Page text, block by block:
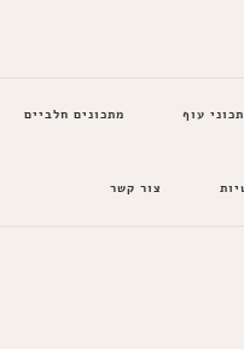
עוף מתכונים חלביים
צור קשר